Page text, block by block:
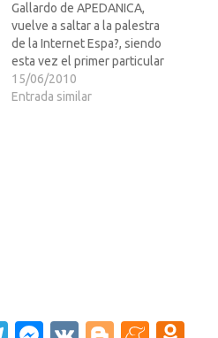
Gallardo de APEDANICA,
vuelve a saltar a la palestra
de la Internet Espa?, siendo
esta vez el primer particular
que demanda a Google en
Espa?or el tema de la
15/06/2010
Entrada similar